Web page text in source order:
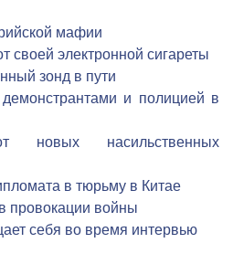
мафии
своей электронной сигареты
зонд в пути
и полицией в
новых насильственных
в тюрьму в Китае
провокации войны
себя во время интервью